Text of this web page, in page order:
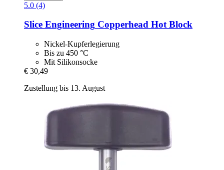
5.0 (4)
Slice Engineering Copperhead Hot Block
Nickel-Kupferlegierung
Bis zu 450 °C
Mit Silikonsocke
€ 30,49
Zustellung bis 13. August